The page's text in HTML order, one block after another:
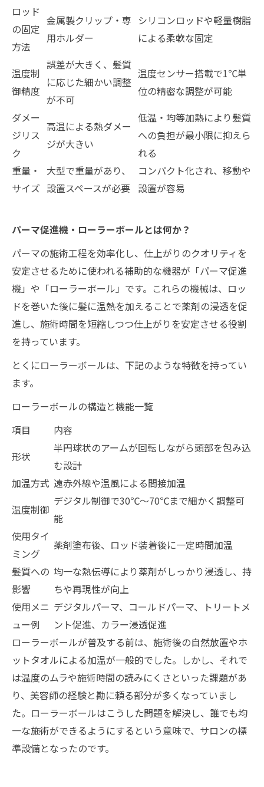
ロッド
の固定
方法
金属製クリップ・専
用ホルダー
シリコンロッドや軽量樹脂
による柔軟な固定
温度制
御精度
誤差が大きく、髪質
に応じた細かい調整
が不可
温度センサー搭載で1℃単
位の精密な調整が可能
ダメー
ジリス
ク
高温による熱ダメー
ジが大きい
低温・均等加熱により髪質
への負担が最小限に抑えら
れる
重量・
サイズ
大型で重量があり、
設置スペースが必要
コンパクト化され、移動や
設置が容易
パーマ促進機・ローラーボールとは何か？
パーマの施術工程を効率化し、仕上がりのクオリティを
安定させるために使われる補助的な機器が「パーマ促進
機」や「ローラーボール」です。これらの機械は、ロッ
ドを巻いた後に髪に温熱を加えることで薬剤の浸透を促
進し、施術時間を短縮しつつ仕上がりを安定させる役割
を持っています。
とくにローラーボールは、下記のような特徴を持ってい
ます。
ローラーボールの構造と機能一覧
項目
内容
形状
半円球状のアームが回転しながら頭部を包み込
む設計
加温方式 遠赤外線や温風による間接加温
温度制御
デジタル制御で30℃〜70℃まで細かく調整可
能
使用タイ
ミング
薬剤塗布後、ロッド装着後に一定時間加温
髪質への
影響
均一な熱伝導により薬剤がしっかり浸透し、持
ちや再現性が向上
使用メニ
ュー例
デジタルパーマ、コールドパーマ、トリートメ
ント促進、カラー浸透促進
ローラーボールが普及する前は、施術後の自然放置やホ
ットタオルによる加温が一般的でした。しかし、それで
は温度のムラや施術時間の読みにくさといった課題があ
り、美容師の経験と勘に頼る部分が多くなっていまし
た。ローラーボールはこうした問題を解決し、誰でも均
一な施術ができるようにするという意味で、サロンの標
準設備となったのです。